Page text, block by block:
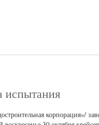
испытания
корпорация»/